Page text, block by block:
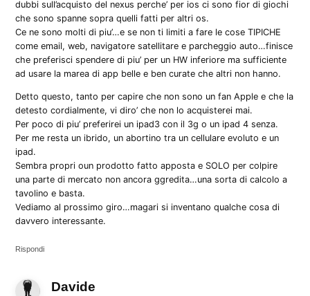
dubbi sull’acquisto del nexus perche’ per ios ci sono fior di giochi
che sono spanne sopra quelli fatti per altri os.
Ce ne sono molti di piu’…e se non ti limiti a fare le cose TIPICHE
come email, web, navigatore satellitare e parcheggio auto…finisce
che preferisci spendere di piu’ per un HW inferiore ma sufficiente
ad usare la marea di app belle e ben curate che altri non hanno.
Detto questo, tanto per capire che non sono un fan Apple e che la
detesto cordialmente, vi diro’ che non lo acquisterei mai.
Per poco di piu’ preferirei un ipad3 con il 3g o un ipad 4 senza.
Per me resta un ibrido, un abortino tra un cellulare evoluto e un
ipad.
Sembra propri oun prodotto fatto apposta e SOLO per colpire
una parte di mercato non ancora ggredita…una sorta di calcolo a
tavolino e basta.
Vediamo al prossimo giro…magari si inventano qualche cosa di
davvero interessante.
Rispondi
Davide